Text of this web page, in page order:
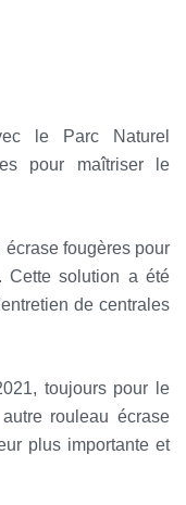
le Parc Naturel
pour maîtriser le
fougères pour
Cette solution a été
de centrales
toujours pour le
rouleau écrase
plus importante et